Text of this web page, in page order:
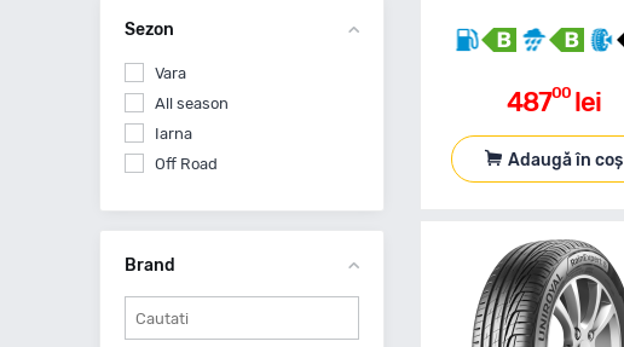
48700 lei
Adaugă în coș
Sezon
Vara
All season
Iarna
Off Road
Brand